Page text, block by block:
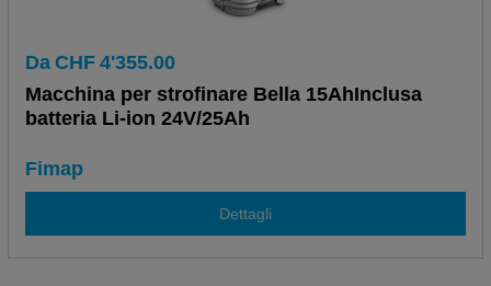
Da CHF 4'355.00
Macchina per strofinare Bella 15AhInclusa
batteria Li-ion 24V/25Ah
Fimap
Dettagli